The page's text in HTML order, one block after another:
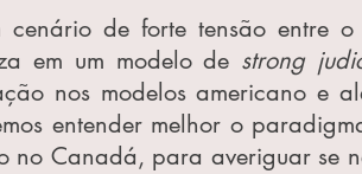
cenário de forte tensão entre
em um modelo de strong
nos modelos americano e
entender melhor o
no Canadá, para averiguar se